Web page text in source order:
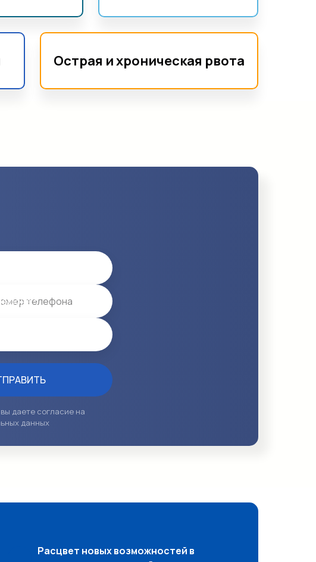
Острая и хроническая рвота
*
даете согласие на
данных
Расцвет новых возможностей в